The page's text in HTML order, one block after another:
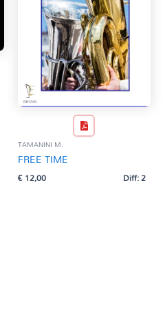
TAMANINI M.
FREE TIME
€12,00 Diff: 2